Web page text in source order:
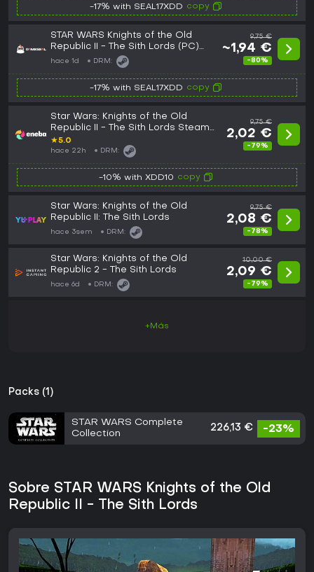
-17% with SEAL17XDD copy
STAR WARS Knights of the Old
Republic II - The Sith Lords (PC)
Steam Key - EU
hace 1d DRM:
9,75 €
~1,94 €
-80%
-17% with SEAL17XDD copy
Star Wars: Knights of the Old
Republic II - The Sith Lords Steam
Key GLOBAL
★5.0
hace 22h DRM:
9,75 €
2,02 €
-79%
-10% with XDD10 copy
Star Wars: Knights of the Old
Republic II: The Sith Lords
hace 3sem DRM:
9,75 €
2,08 €
-78%
Star Wars: Knights of the Old
Republic 2 - The Sith Lords
hace 6d DRM:
10,00 €
2,09 €
-79%
+Más
Packs (1)
STAR WARS Complete
Collection
226,13 € -23%
Sobre STAR WARS Knights of the Old
Republic II - The Sith Lords